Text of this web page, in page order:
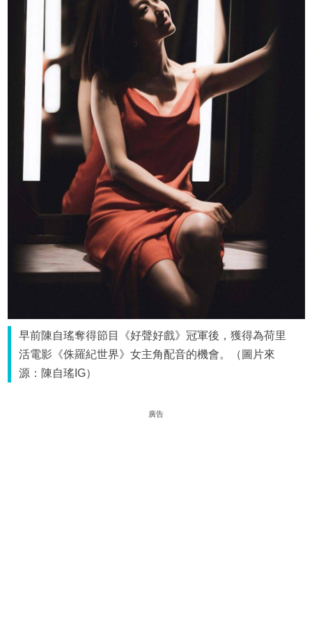
早前陳自瑤奪得節目《好聲好戲》冠軍後，獲得為荷里
活電影《侏羅紀世界》女主角配音的機會。（圖片來
源：陳自瑤IG）
廣告